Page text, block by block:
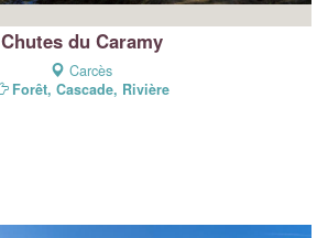
Chutes du Caramy
Carcès
Forêt, Cascade, Rivière